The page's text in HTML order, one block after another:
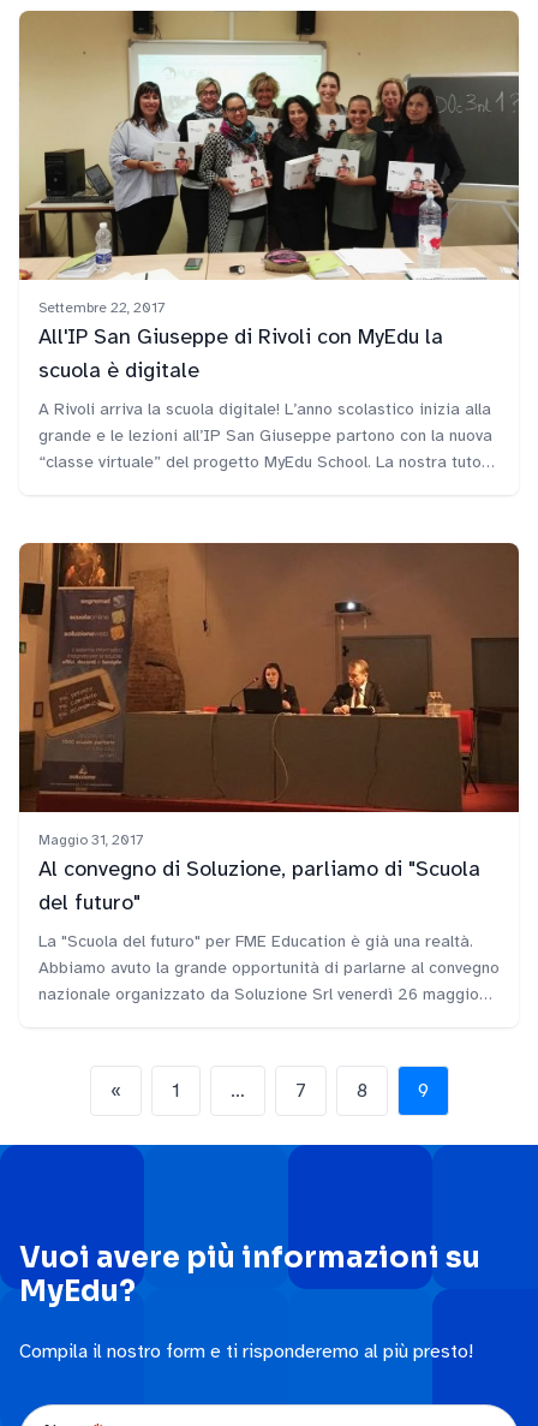
Settembre 22, 2017
All'IP San Giuseppe di Rivoli con MyEdu la
scuola è digitale
A Rivoli arriva la scuola digitale! L’anno scolastico inizia alla
grande e le lezioni all’IP San Giuseppe partono con la nuova
“classe virtuale” del progetto MyEdu School. La nostra tutor
nella nuova scuola digitale.
Maggio 31, 2017
Al convegno di Soluzione, parliamo di "Scuola
del futuro"
La "Scuola del futuro" per FME Education è già una realtà.
Abbiamo avuto la grande opportunità di parlarne al convegno
nazionale organizzato da Soluzione Srl venerdì 26 maggio
« 1 … 7 8 9
Vuoi avere più informazioni su
MyEdu?
Compila il nostro form e ti risponderemo al più presto!